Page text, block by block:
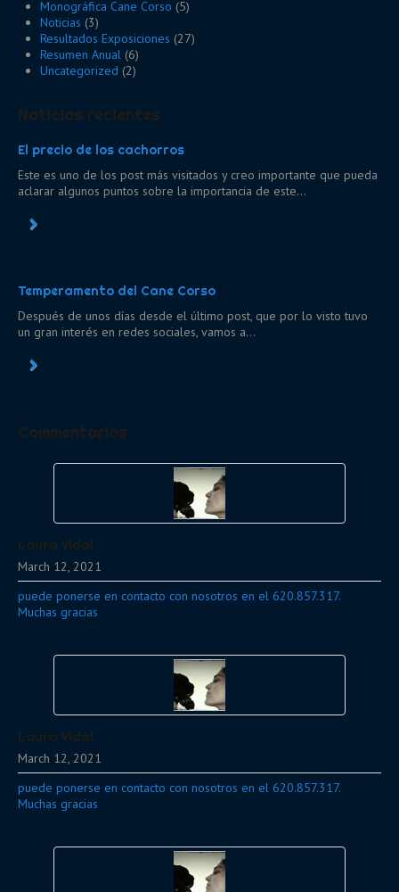
Monográfica Cane Corso (5)
Noticias (3)
Resultados Exposiciones (27)
Resumen Anual (6)
Uncategorized (2)
Noticias recientes
El precio de los cachorros
Este es uno de los post más visitados y creo importante que pueda
aclarar algunos puntos sobre la importancia de este...
Temperamento del Cane Corso
Después de unos días desde el último post, que por lo visto tuvo
un gran interés en redes sociales, vamos a...
Commentarios
Laura Vidal
March 12, 2021
puede ponerse en contacto con nosotros en el 620.857.317.
Muchas gracias
Laura Vidal
March 12, 2021
puede ponerse en contacto con nosotros en el 620.857.317.
Muchas gracias